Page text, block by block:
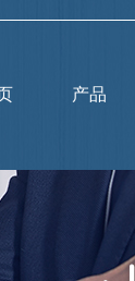
产品